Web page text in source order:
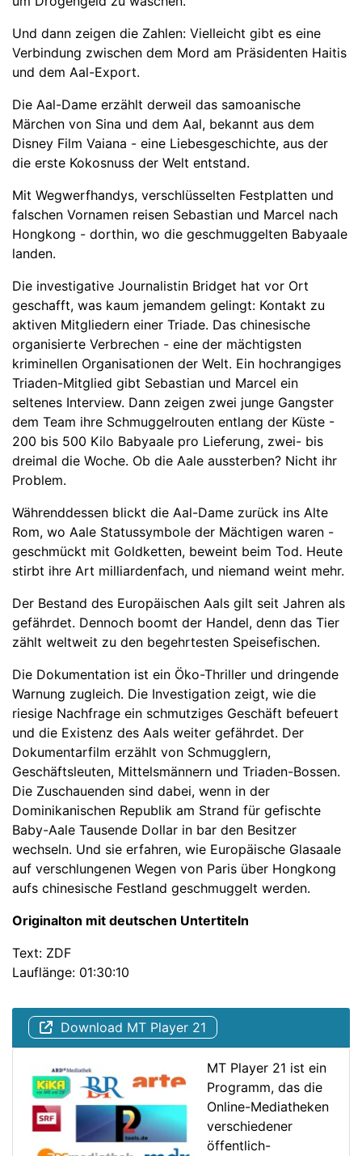
Und dann zeigen die Zahlen: Vielleicht gibt es eine
Verbindung zwischen dem Mord am Präsidenten Haitis
und dem Aal-Export.
Die Aal-Dame erzählt derweil das samoanische
Märchen von Sina und dem Aal, bekannt aus dem
Disney Film Vaiana - eine Liebesgeschichte, aus der
die erste Kokosnuss der Welt entstand.
Mit Wegwerfhandys, verschlüsselten Festplatten und
falschen Vornamen reisen Sebastian und Marcel nach
Hongkong - dorthin, wo die geschmuggelten Babyaale
landen.
Die investigative Journalistin Bridget hat vor Ort
geschafft, was kaum jemandem gelingt: Kontakt zu
aktiven Mitgliedern einer Triade. Das chinesische
organisierte Verbrechen - eine der mächtigsten
kriminellen Organisationen der Welt. Ein hochrangiges
Triaden-Mitglied gibt Sebastian und Marcel ein
seltenes Interview. Dann zeigen zwei junge Gangster
dem Team ihre Schmuggelrouten entlang der Küste -
200 bis 500 Kilo Babyaale pro Lieferung, zwei- bis
dreimal die Woche. Ob die Aale aussterben? Nicht ihr
Problem.
Währenddessen blickt die Aal-Dame zurück ins Alte
Rom, wo Aale Statussymbole der Mächtigen waren -
geschmückt mit Goldketten, beweint beim Tod. Heute
stirbt ihre Art milliardenfach, und niemand weint mehr.
Der Bestand des Europäischen Aals gilt seit Jahren als
gefährdet. Dennoch boomt der Handel, denn das Tier
zählt weltweit zu den begehrtesten Speisefischen.
Die Dokumentation ist ein Öko-Thriller und dringende
Warnung zugleich. Die Investigation zeigt, wie die
riesige Nachfrage ein schmutziges Geschäft befeuert
und die Existenz des Aals weiter gefährdet. Der
Dokumentarfilm erzählt von Schmugglern,
Geschäftsleuten, Mittelsmännern und Triaden-Bossen.
Die Zuschauenden sind dabei, wenn in der
Dominikanischen Republik am Strand für gefischte
Baby-Aale Tausende Dollar in bar den Besitzer
wechseln. Und sie erfahren, wie Europäische Glasaale
auf verschlungenen Wegen von Paris über Hongkong
aufs chinesische Festland geschmuggelt werden.
Originalton mit deutschen Untertiteln
Text: ZDF
Lauflänge: 01:30:10
Download MT Player 21
MT Player 21 ist ein
Programm, das die
Online-Mediatheken
verschiedener
öffentlich-